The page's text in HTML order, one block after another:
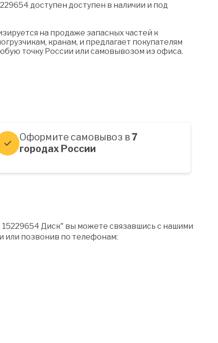
доступен доступен в наличии и под
на продаже запасных частей к
кранам, и предлагает покупателям
точку России или самовывозом из офиса.
Оформите самовывоз в7
городах России
Диск" вы можете связавшись с нашими
или позвонив по телефонам: